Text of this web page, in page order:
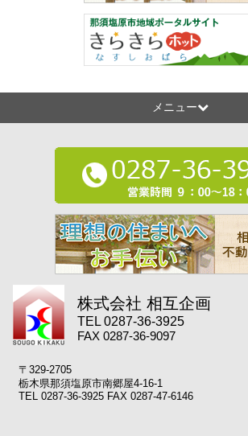
メニュー
株式会社 相互企画
TEL 0287-36-3925
FAX 0287-36-9097
〒329-2705
栃木県那須塩原市南郷屋4-16-1
TEL 0287-36-3925 FAX 0287-47-6146